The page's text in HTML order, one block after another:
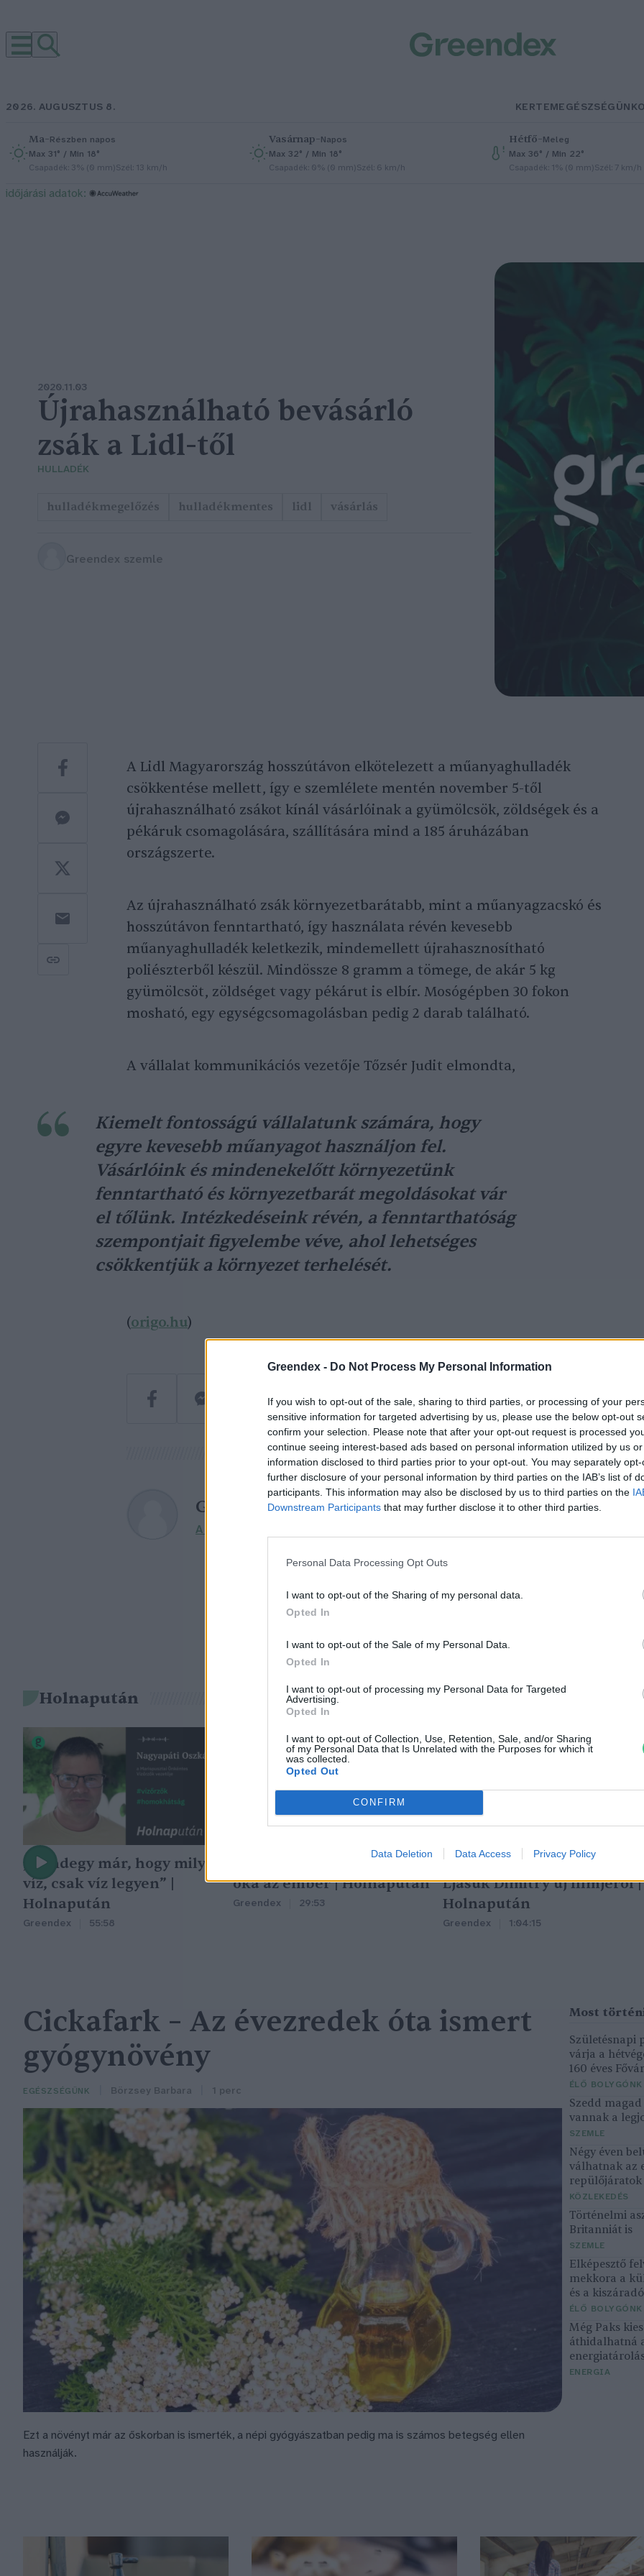
Greendex - Do Not Process My Personal Information
If you wish to opt-out of the sale, sharing to third parties, or processing of your
sensitive information for targeted advertising by us, please use the below opt-out
confirm your selection. Please note that after your opt-out request is processed
continue seeing interest-based ads based on personal information utilized by us
information disclosed to third parties prior to your opt-out. You may separately
further disclosure of your personal information by third parties on the IAB’s list of
participants. This information may also be disclosed by us to third parties on the
Downstream Participants that may further disclose it to other third parties.
Personal Data Processing Opt Outs
I want to opt-out of the Sharing of my personal data.
Opted In
I want to opt-out of the Sale of my Personal Data.
Opted In
I want to opt-out of processing my Personal Data for Targeted
Advertising.
Opted In
I want to opt-out of Collection, Use, Retention, Sale, and/or Sharing
of my Personal Data that Is Unrelated with the Purposes for which it
was collected.
Opted Out
CONFIRM
Data Deletion Data Access Privacy Policy
2026. AUGUSZTUS 8. KERTEMEGÉSZSÉGÜNK
Ma–Részben napos
Max 31° / Min 18°
Csapadék: 3% (0 mm)Szél: 13 km/h
Vasárnap–Napos
Max 32° / Min 18°
Csapadék: 0% (0 mm)Szél: 6 km/h
Hétfő–Meleg
Max 36° / Min 22°
Csapadék: 1% (0 mm)Szél: 7 km/h
időjárási adatok:
2020.11.03
Újrahasználható bevásárló
zsák a Lidl-től
HULLADÉK
hulladékmegelőzés hulladékmentes lidl vásárlás
Greendex szemle
A Lidl Magyarország hosszútávon elkötelezett a műanyaghulladék
csökkentése mellett, így e szemlélete mentén november 5-től
újrahasználható zsákot kínál vásárlóinak a gyümölcsök, zöldségek és a
pékáruk csomagolására, szállítására mind a 185 áruházában
országszerte.
Az újrahasználható zsák környezetbarátabb, mint a műanyagzacskó és
hosszútávon fenntartható, így használata révén kevesebb
műanyaghulladék keletkezik, mindemellett újrahasznosítható
poliészterből készül. Mindössze 8 gramm a tömege, de akár 5 kg
gyümölcsöt, zöldséget vagy pékárut is elbír. Mosógépben 30 fokon
mosható, egy egységcsomagolásban pedig 2 darab található.
A vállalat kommunikációs vezetője Tőzsér Judit elmondta,
Kiemelt fontosságú vállalatunk számára, hogy
egyre kevesebb műanyagot használjon fel.
Vásárlóink és mindenekelőtt környezetünk
fenntartható és környezetbarát megoldásokat vár
el tőlünk. Intézkedéseink révén, a fenntarthatóság
szempontjait figyelembe véve, ahol lehetséges
csökkentjük a környezet terhelését.
(origo.hu)
Greendex szemle
A szerző további cikkei
Holnapután
„Mindegy már, hogy milyen
víz, csak víz legyen” |
Holnapután
Greendex 55:58
oka az ember | Holnapután
Greendex 29:53
Nincs élet víz nélkül? –
Ljasuk Dimitry új filmjéről |
Holnapután
Greendex 1:04:15
Cickafark – Az évezredek óta ismert
gyógynövény
EGÉSZSÉGÜNK Börzsey Barbara 1 perc
Ezt a növényt már az őskorban is ismerték, a népi gyógyászatban pedig ma is számos betegség ellen
használják.
Születésnapi
várja a
160 éves
ÉLŐ BOLYGÓNK
Szedd
vannak a
SZEMLE
Négy éven
válhatnak az
KÖZLEKEDÉS
Történelmi
Britanniát is
SZEMLE
Elképesztő
mekkora a
és a
ÉLŐ BOLYGÓNK
Még Paks
áthidalhatná
ENERGIA